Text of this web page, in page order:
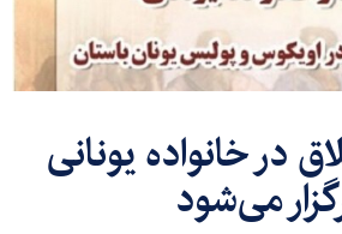
در خانواده یونانی
می‌شود